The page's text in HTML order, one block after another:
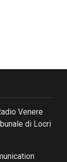
Venere
di Locri